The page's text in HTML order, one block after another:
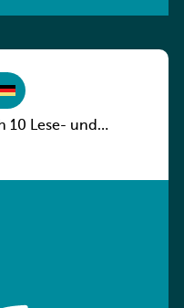
10 Lese- und